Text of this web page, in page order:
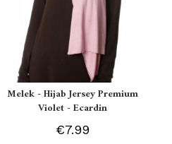
Melek - Hijab Jersey Premium
Violet - Ecardin
€7.99